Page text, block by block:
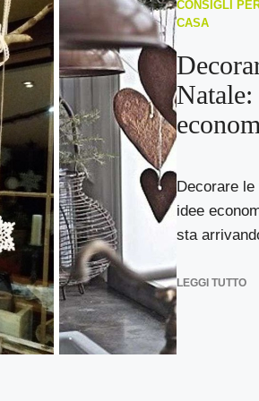
CONSIGLI
CASA
Natale:
Decorare le
idee
sta
LEGGI TUTTO